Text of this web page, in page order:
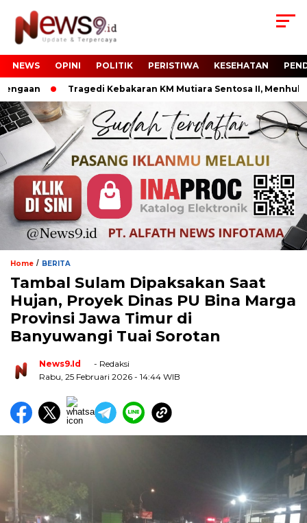
NEWS OPINI POLITIK PERISTIWA KESEHATAN
Tragedi Kebakaran KM Mutiara Sentosa II, Menhub RI
Home / BERITA
Tambal Sulam Dipaksakan Saat
Hujan, Proyek Dinas PU Bina Marga
Provinsi Jawa Timur di
Banyuwangi Tuai Sorotan
News9.id
- Redaksi
Rabu, 25 Februari 2026 - 14:44 WIB